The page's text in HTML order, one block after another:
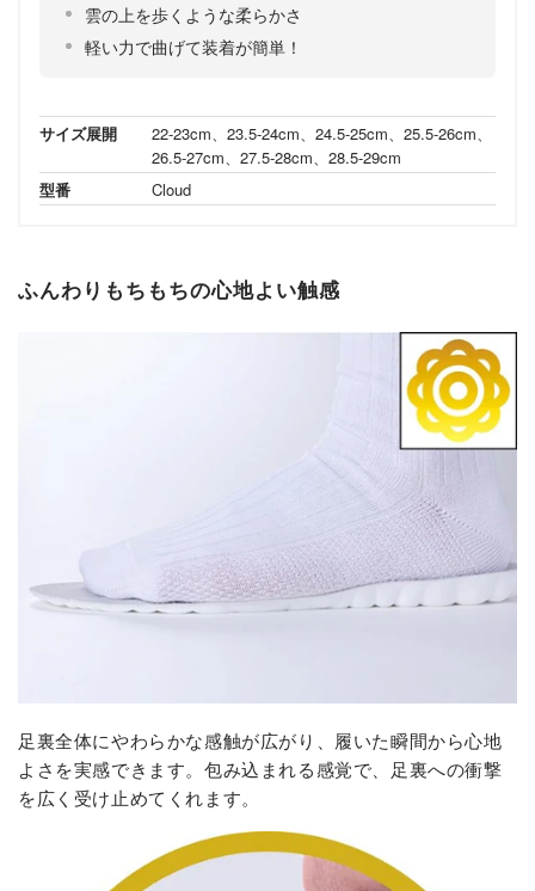
雲の上を歩くような柔らかさ
軽い力で曲げて装着が簡単！
サイズ展開
22-23cm、23.5-24cm、24.5-25cm、25.5-26cm、
26.5-27cm、27.5-28cm、28.5-29cm
型番
Cloud
ふんわりもちもちの心地よい触感
足裏全体にやわらかな感触が広がり、履いた瞬間から心地
よさを実感できます。包み込まれる感覚で、足裏への衝撃
を広く受け止めてくれます。